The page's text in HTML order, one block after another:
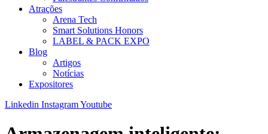
Atrações
Arena Tech
Smart Solutions Honors
LABEL & PACK EXPO
Blog
Artigos
Notícias
Expositores
Linkedin InstagramYoutube